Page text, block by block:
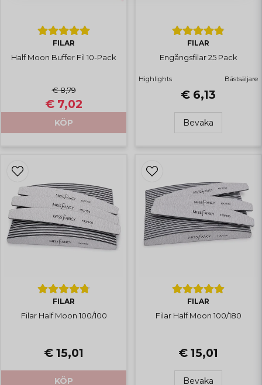
FILAR
Half Moon Buffer Fil 10-Pack
€ 8,79
€ 7,02
KÖP
FILAR
Engångsfilar 25 Pack
Highlights Bästsäljare
€ 6,13
Bevaka
FILAR
Filar Half Moon 100/100
€ 15,01
KÖP
FILAR
Filar Half Moon 100/180
€ 15,01
Bevaka